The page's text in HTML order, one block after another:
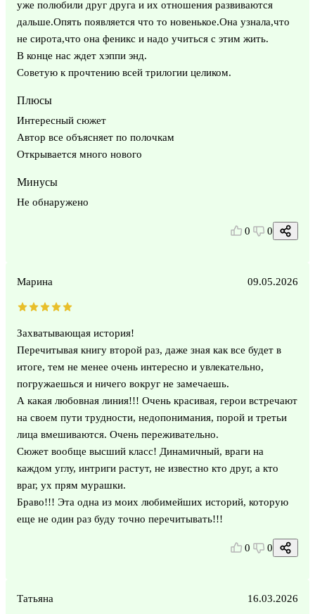
уже полюбили друг друга и их отношения развиваются
дальше.Опять появляется что то новенькое.Она узнала,что
не сирота,что она феникс и надо учиться с этим жить.
В конце нас ждет хэппи энд.
Советую к прочтению всей трилогии целиком.
Плюсы
Интересный сюжет
Автор все объясняет по полочкам
Открывается много нового
Минусы
Не обнаружено
0 0
Марина 09.05.2026
Захватывающая история!
Перечитывая книгу второй раз, даже зная как все будет в
итоге, тем не менее очень интересно и увлекательно,
погружаешься и ничего вокруг не замечаешь.
А какая любовная линия!!! Очень красивая, герои встречают
на своем пути трудности, недопонимания, порой и третьи
лица вмешиваются. Очень переживательно.
Сюжет вообще высший класс! Динамичный, враги на
каждом углу, интриги растут, не известно кто друг, а кто
враг, ух прям мурашки.
Браво!!! Эта одна из моих любимейших историй, которую
еще не один раз буду точно перечитывать!!!
0 0
Татьяна 16.03.2026